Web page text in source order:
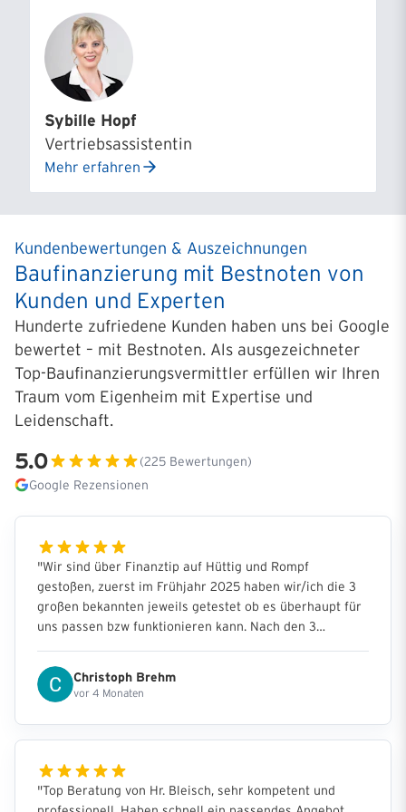
Sybille Hopf
Vertriebsassistentin
Mehr erfahren
Kundenbewertungen & Auszeichnungen
Baufinanzierung mit Bestnoten von
Kunden und Experten
Hunderte zufriedene Kunden haben uns bei Google
bewertet – mit Bestnoten. Als ausgezeichneter
Top-Baufinanzierungsvermittler erfüllen wir Ihren
Traum vom Eigenheim mit Expertise und
Leidenschaft.
5.0 (225 Bewertungen)
Google Rezensionen
"Wir sind über Finanztip auf Hüttig und Rompf
gestoßen, zuerst im Frühjahr 2025 haben wir/ich die 3
großen bekannten jeweils getestet ob es überhaupt für
uns passen bzw funktionieren kann. Nach den 3
wird. Durch die durchgängig guten Bewertungen von Hr.
Bleisch haben wir uns für ihn entschieden. Das
persönliche kennenlernen und das große Erstgespräch
war dann im September 25 auch meine Partnerin war
sympathische Art. Er nahm ihr die Angst was zu
vergessen und nahm sich sehr viel Zeit um unseren
offenen Fragen zu erklären - jederzeit zu erreichen und
Christoph Brehm
vor 4 Monaten
"Top Beratung von Hr. Bleisch, sehr kompetent und